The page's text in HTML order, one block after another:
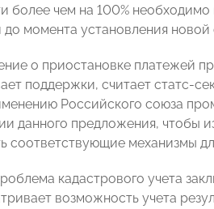
более чем на 100%
до момента установления
о приостановке платежей
поддержки, считает статс-
Российского союза
данного предложения, чтобы
соответствующие механизмы
кадастрового учета
возможность учета